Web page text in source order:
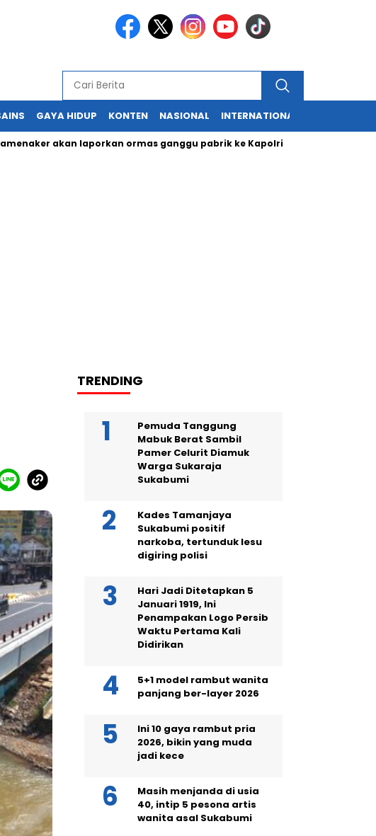
GAYA HIDUP KONTEN NASIONAL INTERNATIONAL
akan laporkan ormas ganggu pabrik ke Kapolri Cabup dan Cawali
TRENDING
Pemuda Tanggung
Mabuk Berat Sambil
Pamer Celurit Diamuk
Warga Sukaraja
Sukabumi
Kades Tamanjaya
Sukabumi positif
narkoba, tertunduk lesu
digiring polisi
Hari Jadi Ditetapkan 5
Januari 1919, Ini
Penampakan Logo Persib
Waktu Pertama Kali
Didirikan
5+1 model rambut wanita
panjang ber-layer 2026
Ini 10 gaya rambut pria
2026, bikin yang muda
jadi kece
Masih menjanda di usia
40, intip 5 pesona artis
wanita asal Sukabumi